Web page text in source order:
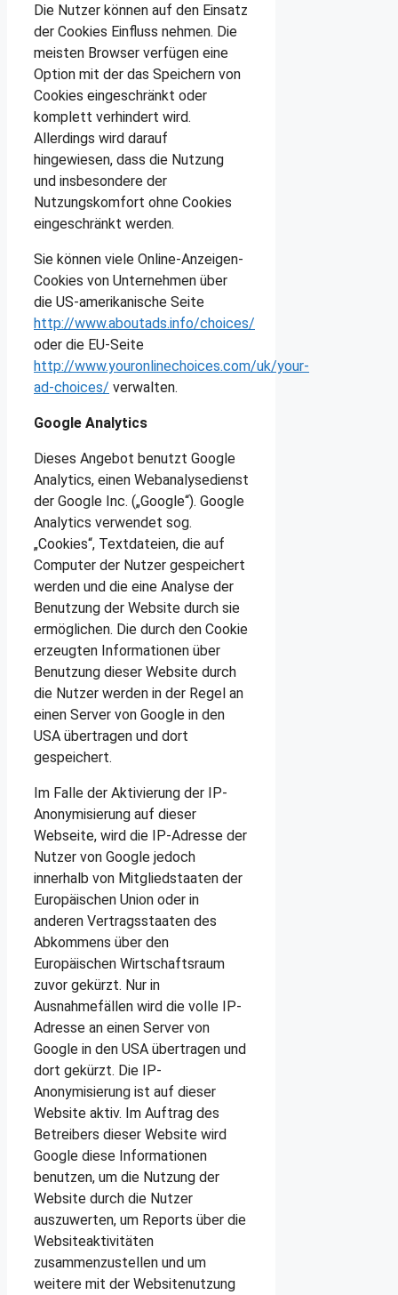
Die Nutzer können auf den Einsatz
der Cookies Einfluss nehmen. Die
meisten Browser verfügen eine
Option mit der das Speichern von
Cookies eingeschränkt oder
komplett verhindert wird.
Allerdings wird darauf
hingewiesen, dass die Nutzung
und insbesondere der
Nutzungskomfort ohne Cookies
eingeschränkt werden.
Sie können viele Online-Anzeigen-
Cookies von Unternehmen über
die US-amerikanische Seite
http://www.aboutads.info/choices/
oder die EU-Seite
http://www.youronlinechoices.com/uk/your-
ad-choices/ verwalten.
Google Analytics
Dieses Angebot benutzt Google
Analytics, einen Webanalysedienst
der Google Inc. („Google“). Google
Analytics verwendet sog.
„Cookies“, Textdateien, die auf
Computer der Nutzer gespeichert
werden und die eine Analyse der
Benutzung der Website durch sie
ermöglichen. Die durch den Cookie
erzeugten Informationen über
Benutzung dieser Website durch
die Nutzer werden in der Regel an
einen Server von Google in den
USA übertragen und dort
gespeichert.
Im Falle der Aktivierung der IP-
Anonymisierung auf dieser
Webseite, wird die IP-Adresse der
Nutzer von Google jedoch
innerhalb von Mitgliedstaaten der
Europäischen Union oder in
anderen Vertragsstaaten des
Abkommens über den
Europäischen Wirtschaftsraum
zuvor gekürzt. Nur in
Ausnahmefällen wird die volle IP-
Adresse an einen Server von
Google in den USA übertragen und
dort gekürzt. Die IP-
Anonymisierung ist auf dieser
Website aktiv. Im Auftrag des
Betreibers dieser Website wird
Google diese Informationen
benutzen, um die Nutzung der
Website durch die Nutzer
auszuwerten, um Reports über die
Websiteaktivitäten
zusammenzustellen und um
weitere mit der Websitenutzung